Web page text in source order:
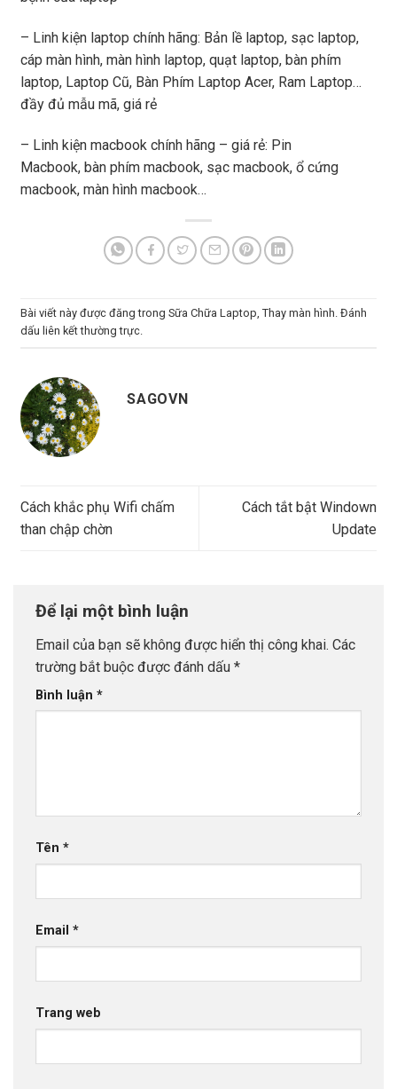
– Linh kiện laptop chính hãng: Bản lề laptop, sạc laptop,
cáp màn hình, màn hình laptop, quạt laptop, bàn phím
laptop, Laptop Cũ, Bàn Phím Laptop Acer, Ram Laptop…
đầy đủ mẫu mã, giá rẻ
– Linh kiện macbook chính hãng – giá rẻ: Pin
Macbook, bàn phím macbook, sạc macbook, ổ cứng
macbook, màn hình macbook…
Bài viết này được đăng trong Sữa Chữa Laptop, Thay màn hình. Đánh
dấu liên kết thường trực.
SAGOVN
Cách khắc phụ Wifi chấm
than chập chờn
Cách tắt bật Windown
Update
Để lại một bình luận
Email của bạn sẽ không được hiển thị công khai. Các
trường bắt buộc được đánh dấu *
Bình luận *
Tên *
Email *
Trang web